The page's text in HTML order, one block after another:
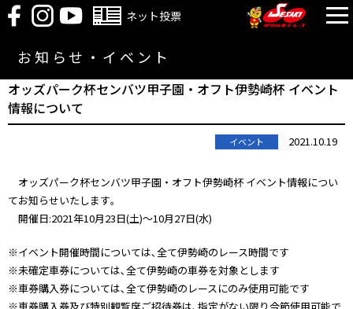
ネット投票
お知らせ・イベント
オッズパーク杯センバツ甲子園・オフト伊勢崎杯 イベント
情報について
イベント 2021.10.19
オッズパーク杯センバツ甲子園・オフト伊勢崎杯 イベント情報につい
てお知らせいたします｡
開催日:2021年10月23日(土)～10月27日(水)
※イベント開催時間については､全て伊勢崎のレース時間です
※未確定車券については､全て伊勢崎の車券を対象とします
※車券購入券については､全て伊勢崎のレースにのみ使用可能です